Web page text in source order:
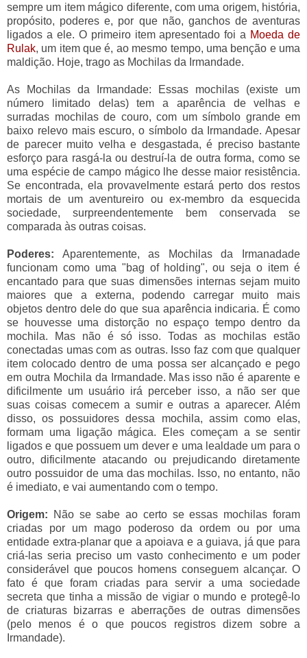
sempre um item mágico diferente, com uma origem, história,
propósito, poderes e, por que não, ganchos de aventuras
ligados a ele. O primeiro item apresentado foi a Moeda de
Rulak, um item que é, ao mesmo tempo, uma benção e uma
maldição. Hoje, trago as Mochilas da Irmandade.
As Mochilas da Irmandade: Essas mochilas (existe um
número limitado delas) tem a aparência de velhas e
surradas mochilas de couro, com um símbolo grande em
baixo relevo mais escuro, o símbolo da Irmandade. Apesar
de parecer muito velha e desgastada, é preciso bastante
esforço para rasgá-la ou destruí-la de outra forma, como se
uma espécie de campo mágico lhe desse maior resistência.
Se encontrada, ela provavelmente estará perto dos restos
mortais de um aventureiro ou ex-membro da esquecida
sociedade, surpreendentemente bem conservada se
comparada às outras coisas.
Poderes: Aparentemente, as Mochilas da Irmanadade
funcionam como uma "bag of holding", ou seja o item é
encantado para que suas dimensões internas sejam muito
maiores que a externa, podendo carregar muito mais
objetos dentro dele do que sua aparência indicaria. É como
se houvesse uma distorção no espaço tempo dentro da
mochila. Mas não é só isso. Todas as mochilas estão
conectadas umas com as outras. Isso faz com que qualquer
item colocado dentro de uma possa ser alcançado e pego
em outra Mochila da Irmandade. Mas isso não é aparente e
dificilmente um usuário irá perceber isso, a não ser que
suas coisas comecem a sumir e outras a aparecer. Além
disso, os possuidores dessa mochila, assim como elas,
formam uma ligação mágica. Eles começam a se sentir
ligados e que possuem um dever e uma lealdade um para o
outro, dificilmente atacando ou prejudicando diretamente
outro possuidor de uma das mochilas. Isso, no entanto, não
é imediato, e vai aumentando com o tempo.
Origem: Não se sabe ao certo se essas mochilas foram
criadas por um mago poderoso da ordem ou por uma
entidade extra-planar que a apoiava e a guiava, já que para
criá-las seria preciso um vasto conhecimento e um poder
considerável que poucos homens conseguem alcançar. O
fato é que foram criadas para servir a uma sociedade
secreta que tinha a missão de vigiar o mundo e protegê-lo
de criaturas bizarras e aberrações de outras dimensões
(pelo menos é o que poucos registros dizem sobre a
Irmandade).